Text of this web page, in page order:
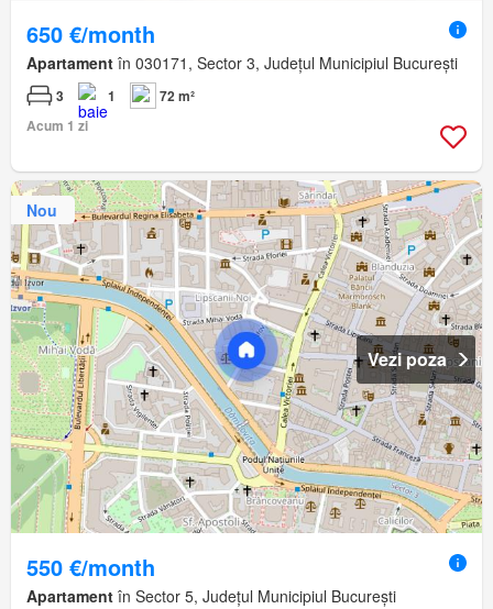
650 €/month
Apartament în 030171, Sector 3, Județul Municipiul București
3 1
72 m²
Acum 1 zi
Nou
Vezi poza
550 €/month
Apartament în Sector 5, Județul Municipiul București